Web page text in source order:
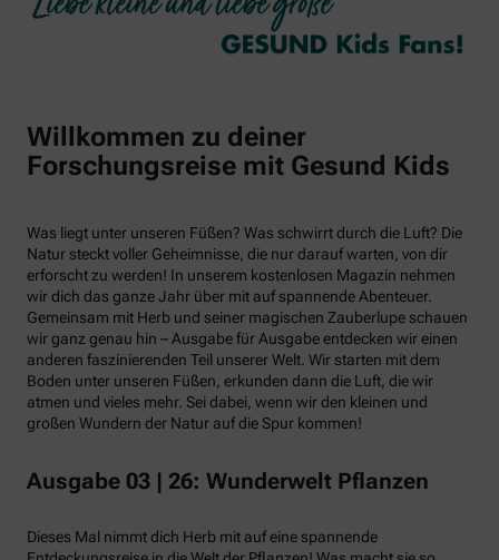
Willkommen zu deiner
Forschungsreise mit Gesund Kids
Was liegt unter unseren Füßen? Was schwirrt durch die Luft? Die
Natur steckt voller Geheimnisse, die nur darauf warten, von dir
erforscht zu werden! In unserem kostenlosen Magazin nehmen
wir dich das ganze Jahr über mit auf spannende Abenteuer.
Gemeinsam mit Herb und seiner magischen Zauberlupe schauen
wir ganz genau hin – Ausgabe für Ausgabe entdecken wir einen
anderen faszinierenden Teil unserer Welt. Wir starten mit dem
Boden unter unseren Füßen, erkunden dann die Luft, die wir
atmen und vieles mehr. Sei dabei, wenn wir den kleinen und
großen Wundern der Natur auf die Spur kommen!
Ausgabe 03 | 26: Wunderwelt Pflanzen
Dieses Mal nimmt dich Herb mit auf eine spannende